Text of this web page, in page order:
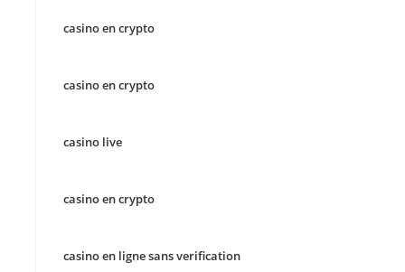
casino en crypto
casino en crypto
casino live
casino en crypto
casino en ligne sans verification